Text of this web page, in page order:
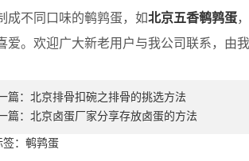
成不同口味的鹌鹑蛋，如北京五香鹌鹑蛋，
爱。欢迎广大新老用户与我公司联系，由
篇： 北京排骨扣碗之排骨的挑选方法
篇： 北京卤蛋厂家分享存放卤蛋的方法
签：鹌鹑蛋